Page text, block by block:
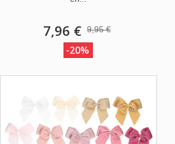
7,96 € 9,95 €
-20%